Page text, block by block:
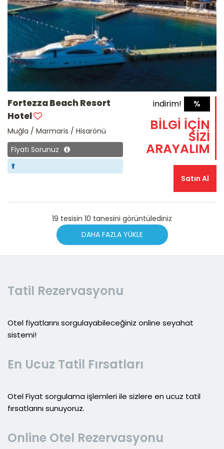
Fortezza Beach Resort
Hotel
Muğla / Marmaris / Hisarönü
Fiyatı Sorunuz
%
indirim!
BİLGİ İÇİN
SİZİ
ARAYALIM
Satın Al
19 tesisin 10 tanesini görüntülediniz
DAHA FAZLA YÜKLE
Tatil Rezervasyonu
Otel fiyatlarını sorgulayabileceğiniz online seyahat
sistemi!
En Ucuz Tatil Fırsatları
Otel Fiyat sorgulama işlemleri ile sizlere en ucuz tatil
fırsatlarını sunuyoruz.
Online Otel Rezervasyonu